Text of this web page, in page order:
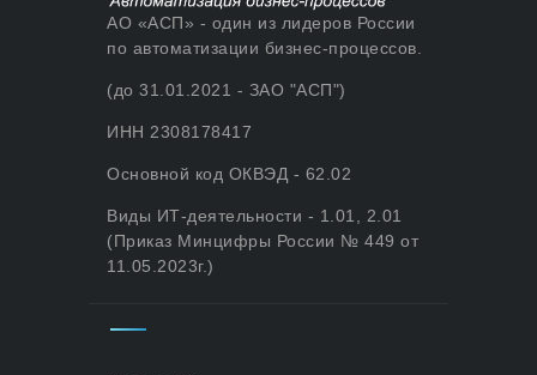
АО «АСП» - один из лидеров России
по автоматизации бизнес-процессов.
(до 31.01.2021 - ЗАО "АСП")
ИНН 2308178417
Основной код ОКВЭД - 62.02
Виды ИТ-деятельности - 1.01, 2.01
(Приказ Минцифры России № 449 от
11.05.2023г.)